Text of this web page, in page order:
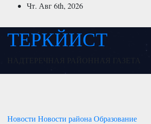
Перейти
содержимому
Чт. Авг 6th, 2026
ТЕРКЙИСТ
Новости Новости района Образование